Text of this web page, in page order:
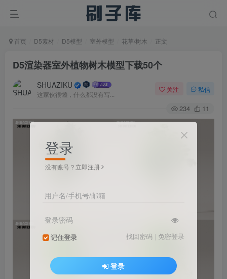
首页 D5素材 D5模型 室外模型 花草/树木 正文
D5渲染器室外植物树木模型下载50个
SHUAZIKU
这家伙很懒，什么都没有写...
关注 私信
234 11
登录
没有账号？立即注册
用户名/手机号/邮箱
登录密码
记住登录 找回密码 | 免密登录
登录